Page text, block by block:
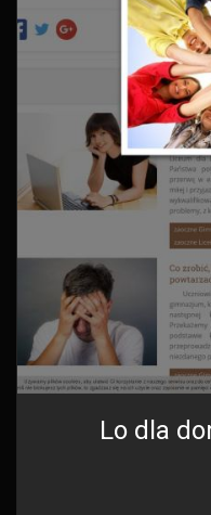
Lo dla